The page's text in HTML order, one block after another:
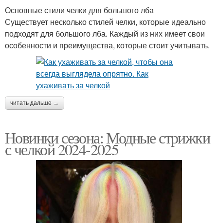
Основные стили челки для большого лба
Существует несколько стилей челки, которые идеально
подходят для большого лба. Каждый из них имеет свои
особенности и преимущества, которые стоит учитывать.
читать дальше →
Новинки сезона: Модные стрижки
с челкой 2024-2025